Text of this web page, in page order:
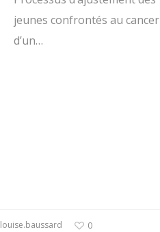
jeunes confrontés au cancer
d’un…
louise.baussard 0